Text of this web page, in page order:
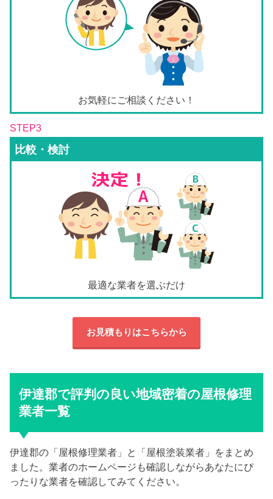
お気軽にご相談ください！
STEP3
比較・検討
最適な業者を選ぶだけ
お見積もりはこちらから
伊達郡で評判の良い地域密着の屋根修理
業者一覧
伊達郡の「屋根修理業者」と「屋根塗装業者」をまとめ
ました。業者のホームページも確認しながらあなたにぴ
ったりな業者を確認してみてください。